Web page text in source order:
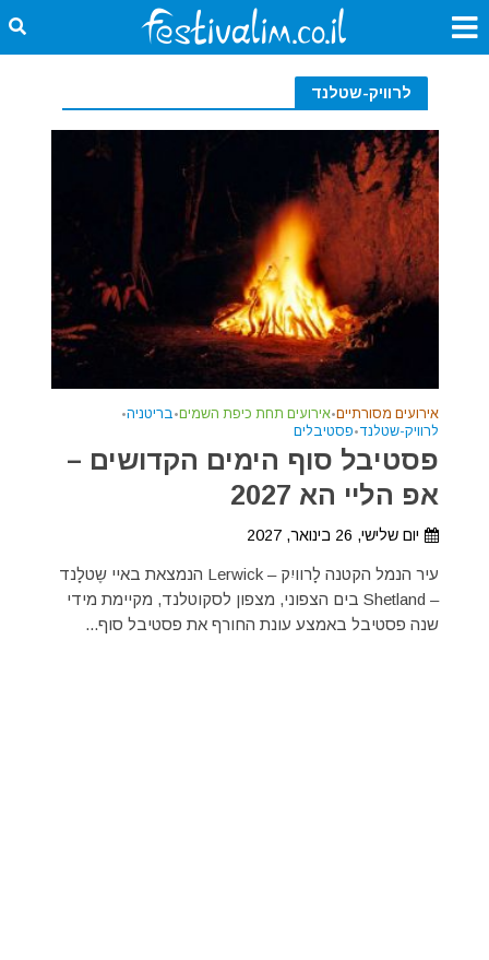
לרוויק-שטלנד
אירועים מסורתיים•אירועים תחת כיפת השמים• בריטניה•
לרוויק-שטלנד•פסטיבלים
פסטיבל סוף הימים הקדושים –
אפ הליי הא 2027
יום שלישי, 26 בינואר, 2027
עיר הנמל הקטנה לָרוויִק – Lerwick הנמצאת באיי שֶטלָנד
– Shetland בים הצפוני, מצפון לסקוטלנד, מקיימת מידי
שנה פסטיבל באמצע עונת החורף את פסטיבל סוף...